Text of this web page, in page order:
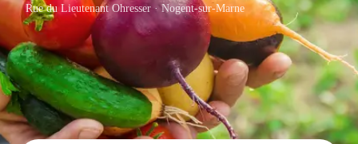
Rue du Lieutenant Ohresser · Nogent-sur-Marne